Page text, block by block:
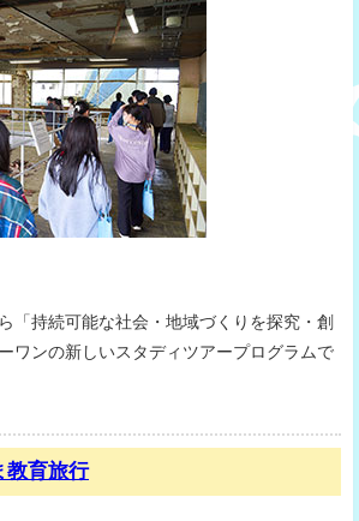
「持続可能な社会・地域づくりを探究・創
ワンの新しいスタディツアープログラムで
教育旅行